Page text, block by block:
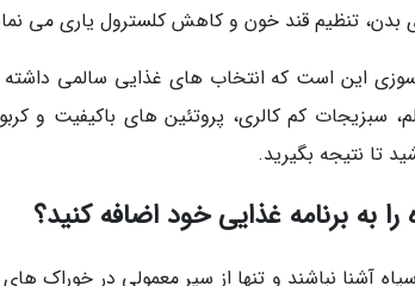
تنظیم قند خون و کاهش کلسترول یاری می
این است که انتخاب های غذایی سالمی داشته
سبزیجات کم کالری، پروتئین های باکیفیت و
تا نتیجه بگیرید.
به برنامه غذایی خود اضافه کنید؟
آشنا نباشند و تنها از سیر معمولی در خوراک